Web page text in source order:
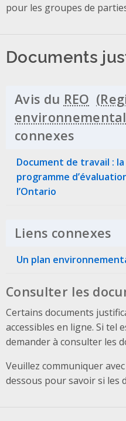
pour les groupes de
Documents
Avis du REO
connexes
Document de travail :
programme
l’Ontario
Liens connexes
Un plan
Consulter les
Certains documents
accessibles en ligne. Si tel
demander à consulter les
Veuillez communiquer
dessous pour savoir si les